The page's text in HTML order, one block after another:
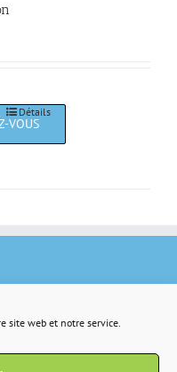
site web et notre service.
Détails